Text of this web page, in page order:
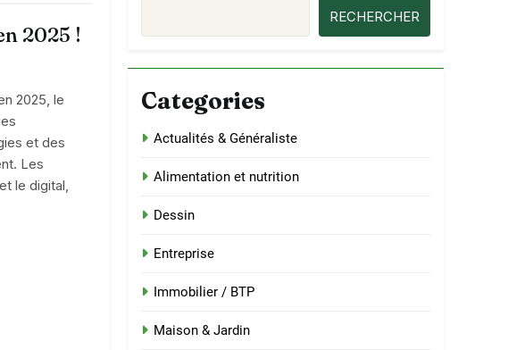
2025 !
2025, le
et des
Les
le digital,
RECHERCHER
Categories
Actualités & Généraliste
Alimentation et nutrition
Dessin
Entreprise
Immobilier / BTP
Maison & Jardin